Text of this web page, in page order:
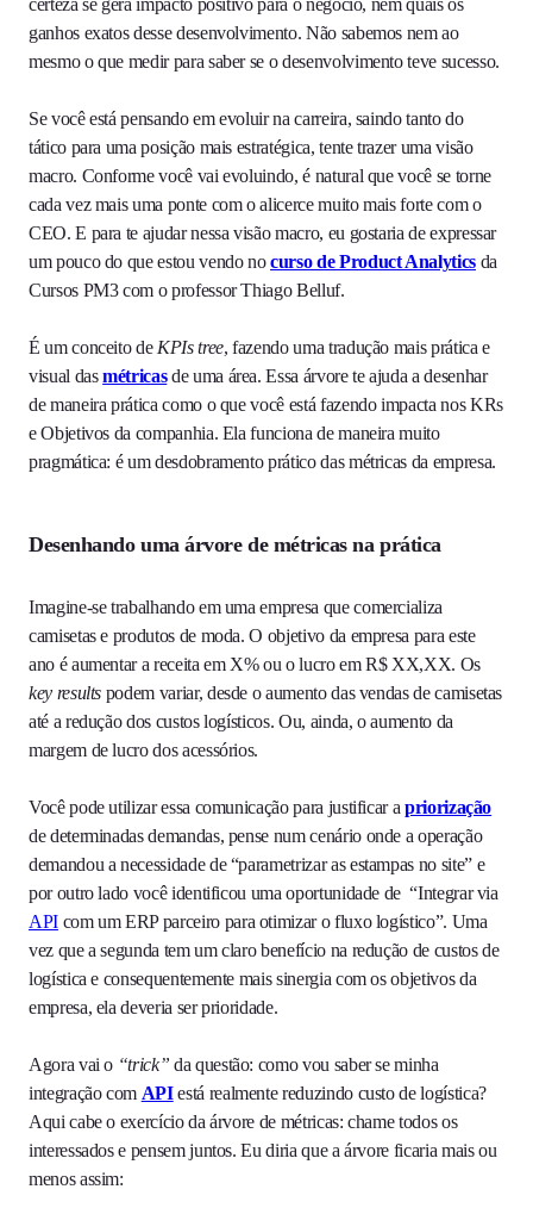
certeza se gera impacto positivo para o negócio, nem quais os
ganhos exatos desse desenvolvimento. Não sabemos nem ao
mesmo o que medir para saber se o desenvolvimento teve sucesso.
Se você está pensando em evoluir na carreira, saindo tanto do
tático para uma posição mais estratégica, tente trazer uma visão
macro. Conforme você vai evoluindo, é natural que você se torne
cada vez mais uma ponte com o alicerce muito mais forte com o
CEO. E para te ajudar nessa visão macro, eu gostaria de expressar
um pouco do que estou vendo nocurso de Product Analyticsda
Cursos PM3 com o professor Thiago Belluf.
É um conceito de KPIs tree, fazendo uma tradução mais prática e
visual dasmétricas de uma área. Essa árvore te ajuda a desenhar
de maneira prática como o que você está fazendo impacta nos KRs
e Objetivos da companhia. Ela funciona de maneira muito
pragmática: é um desdobramento prático das métricas da empresa.
Desenhando uma árvore de métricas na prática
Imagine-se trabalhando em uma empresa que comercializa
camisetas e produtos de moda. O objetivo da empresa para este
ano é aumentar a receita em X% ou o lucro em R$ XX,XX. Os
key results podem variar, desde o aumento das vendas de camisetas
até a redução dos custos logísticos. Ou, ainda, o aumento da
margem de lucro dos acessórios.
Você pode utilizar essa comunicação para justificar a priorização
de determinadas demandas, pense num cenário onde a operação
demandou a necessidade de “parametrizar as estampas no site” e
por outro lado você identificou uma oportunidade de “Integrar via
APIcom um ERP parceiro para otimizar o fluxo logístico”. Uma
vez que a segunda tem um claro benefício na redução de custos de
logística e consequentemente mais sinergia com os objetivos da
empresa, ela deveria ser prioridade.
Agora vai o “trick” da questão: como vou saber se minha
integração com APIestá realmente reduzindo custo de logística?
Aqui cabe o exercício da árvore de métricas: chame todos os
interessados e pensem juntos. Eu diria que a árvore ficaria mais ou
menos assim: